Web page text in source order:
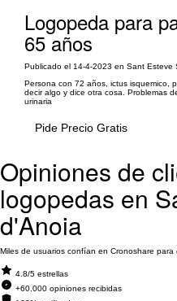
Logopeda para
65 años
Publicado el 14-4-2023 en Sant Esteve
Persona con 72 años, ictus isquemico,
decir algo y dice otra cosa. Problemas
urinaria
Pide Precio Gratis
Opiniones de
logopedas en
d'Anoia
Miles de usuarios confían en Cronoshare
4.8/5 estrellas
+60.000 opiniones recibidas